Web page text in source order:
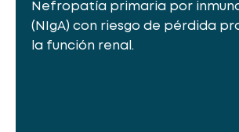
Nefropatía primaria por
(NIgA) con riesgo de pérdida
la función renal.